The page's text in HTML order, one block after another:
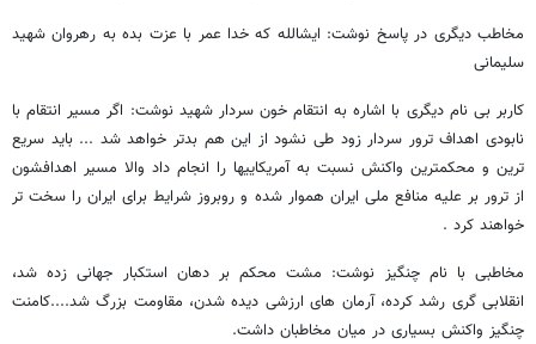
مخاطب دیگری در پاسخ نوشت: ایشالله که خدا عمر با عزت بده به رهروان شهید
سلیمانی
کاربر بی نام دیگری با اشاره به انتقام خون سردار شهید نوشت: اگر مسیر انتقام با
نابودی اهداف ترور سردار زود طی نشود از این هم بدتر خواهد شد ... باید سریع
ترین و محکمترین واکنش نسبت به آمریکاییها را انجام داد والا مسیر اهدافشون
از ترور بر علیه منافع ملی ایران هموار شده و روبروز شرایط برای ایران را سخت تر
خواهند کرد .
مخاطبی با نام چنگیز نوشت: مشت محکم بر دهان استکبار جهانی زده شد،
انقلابی گری رشد کرده، آرمان های ارزشی دیده شدن، مقاومت بزرگ شد....کامنت
چنگیز واکنش بسیاری در میان مخاطبان داشت.